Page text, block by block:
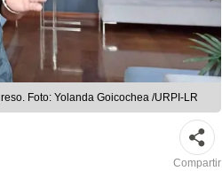
Foto: Yolanda Goicochea /URPI-LR
Compartir